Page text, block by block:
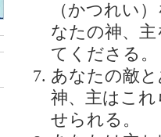
（かつれい
なたの神、
てくださる。
あなたの敵
神、主はこ
せられる。